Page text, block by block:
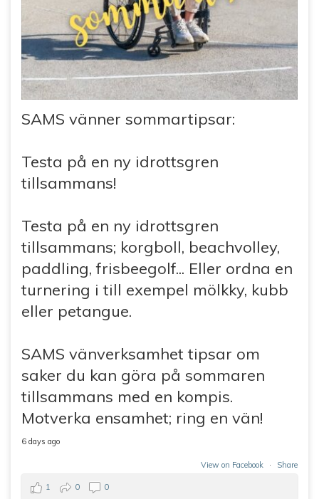
SAMS vänner sommartipsar:
Testa på en ny idrottsgren
tillsammans!
Testa på en ny idrottsgren
tillsammans; korgboll, beachvolley,
paddling, frisbeegolf... Eller ordna en
turnering i till exempel mölkky, kubb
eller petangue.
SAMS vänverksamhet tipsar om
saker du kan göra på sommaren
tillsammans med en kompis.
Motverka ensamhet; ring en vän!
6 days ago
View on Facebook · Share
1 0 0